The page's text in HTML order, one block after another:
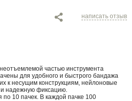
написать отзыв
частью инструмента
для удобного и быстрого бандажа
к несущим конструкциям, нейлоновые
и надежную фиксацию.
10 пачек. В каждой пачке 100